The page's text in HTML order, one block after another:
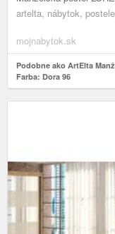
artelta, nábytok,
mojnabytok.sk
Podobne ako ArtElta
Farba: Dora 96